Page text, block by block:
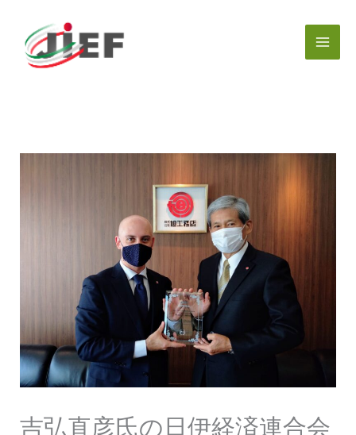
吉弘直彦氏の日伊経済連合会